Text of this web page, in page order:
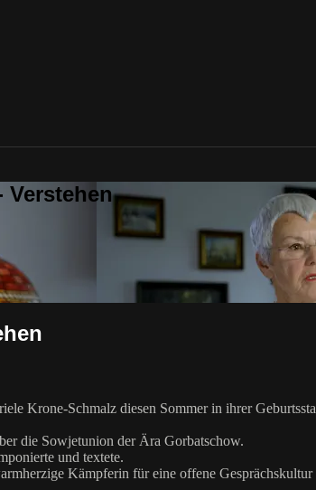
Verstehen
Krone-Schmalz diesen Sommer in ihrer
die Sowjetunion der Ära Gorbatschow.
und textete.
Kämpferin für eine offene